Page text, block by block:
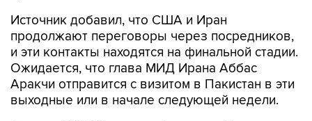
Источник добавил, что США и Иран
продолжают переговоры через посредников,
и эти контакты находятся на финальной стадии.
Ожидается, что глава МИД Ирана Аббас
Аракчи отправится с визитом в Пакистан в эти
выходные или в начале следующей недели.